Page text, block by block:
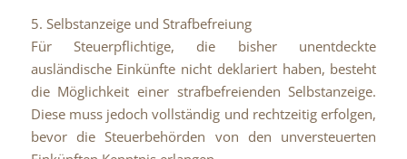
5. Selbstanzeige und Strafbefreiung
Für Steuerpflichtige, die bisher unentdeckte
ausländische Einkünfte nicht deklariert haben, besteht
die Möglichkeit einer strafbefreienden Selbstanzeige.
Diese muss jedoch vollständig und rechtzeitig erfolgen,
bevor die Steuerbehörden von den unversteuerten